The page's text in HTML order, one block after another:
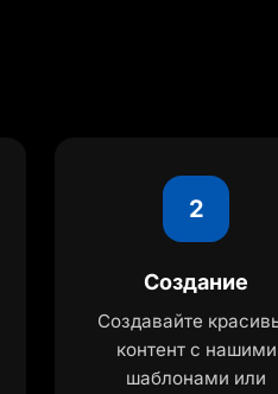
2
Создание
Создавайте
контент с нашими
шаблонами или